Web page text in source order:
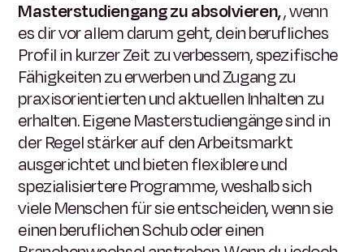
Masterstudiengang zu absolvieren,, wenn
es dir vor allem darum geht, dein berufliches
Profil in kurzer Zeit zu verbessern, spezifische
Fähigkeiten zu erwerben und Zugang zu
praxisorientierten und aktuellen Inhalten zu
erhalten. Eigene Masterstudiengänge sind in
der Regel stärker auf den Arbeitsmarkt
ausgerichtet und bieten flexiblere und
spezialisiertere Programme, weshalb sich
viele Menschen für sie entscheiden, wenn sie
einen beruflichen Schub oder einen